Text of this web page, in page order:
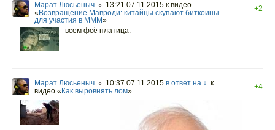
Марат Люсьеныч ○ 13:21 07.11.2015 к видео
« Возвращение Мавроди: китайцы скупают биткоины
для участия в МММ»
+2
всем фсё платица.
Марат Люсьеныч ○ 10:37 07.11.2015 в ответ на ↓ к
видео « Как выровнять лом» +4